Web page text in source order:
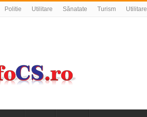
Politie Utilitare Sănatate Turism Utilitare